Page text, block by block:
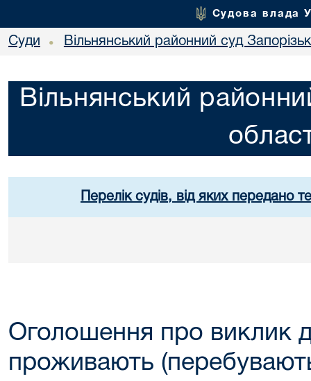
Судова влада
Суди • Вільнянський районний суд
Вільнянський
Перелік судів, від яких передано
Оголошення про виклик
проживають